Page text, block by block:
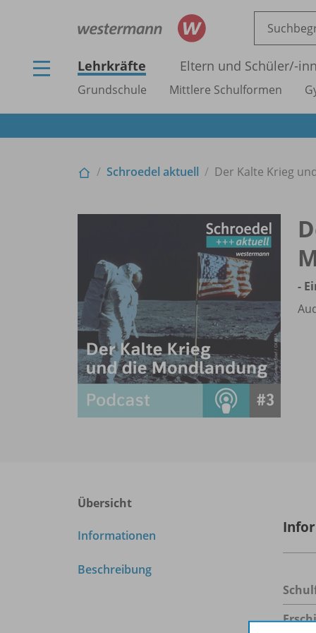
Lehrkräfte Eltern und Schüler/-
Grundschule Mittlere Schulformen
Schroedel aktuell Der Kalte Krieg
-
Übersicht
Informationen
Beschreibung